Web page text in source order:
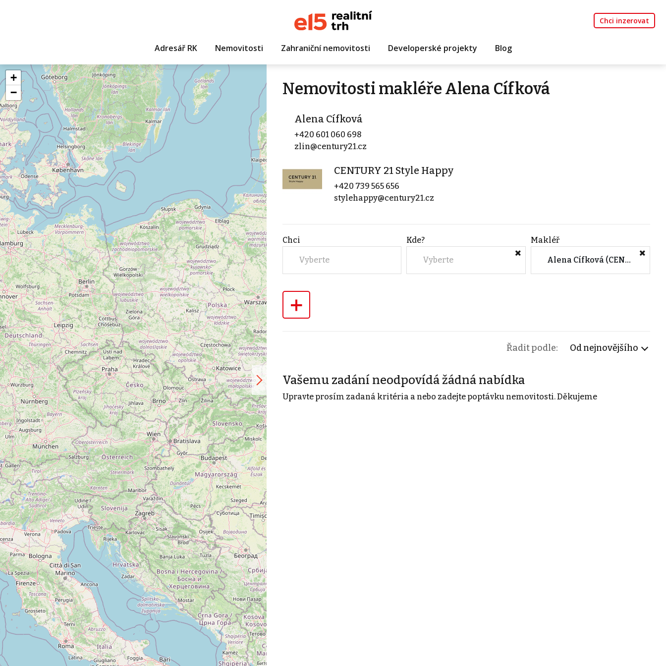
Chci inzerovat
Adresář RK Nemovitosti Zahraniční nemovitosti Developerské projekty Blog
+
−
Nemovitosti makléře Alena Cífková
Alena Cífková
+420 601 060 698
zlin@century21.cz
CENTURY 21 Style Happy
+420 739 565 656
stylehappy@century21.cz
Chci
Vyberte
Kde?
Vyberte
Makléř
Alena Cífková (CENTURY 21 Style Happy)
+
Řadit podle: Od nejnovějšího
Vašemu zadání neodpovídá žádná nabídka
Upravte prosím zadaná kritéria a nebo zadejte poptávku nemovitosti. Děkujeme